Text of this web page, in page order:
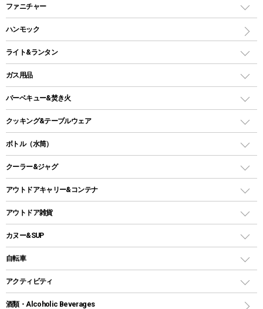
ワンポールテント
シェルターテント
ロッジ型・オリジナルテント
タープ
スクエアタープ（レクタタープ）
メッシュタープ
自立式タープ
パラソル
テントアクセサリー
ペグ
グランドシート
ガイドロープ
ツール
インナーシュラフ
キャンピングベッド・コット
インフレータブルマット
ファニチャー
アウトドアテーブル
レジャーシート
ハンモック
ライト&ランタン
LEDランタン
ガスランタン
オイルランタン
LEDライト
ヘッドライト
キャンドル
ガス用品
ガスバーナー
ガス缶
ガストーチ、ライター
バーベキュー&焚き火
バーベキューコンロ、グリル
焚き火台タイプ（ロースタイル）グリル
卓上タイプグリル
パーティータイプグリル
鉄板、アミ
焚き火台&ストーブ
火起こし
クッキング&テーブルウェア
ダッチオーブン
ホットサンドメーカー
クッカーセット
シェラカップ
クッキングツール
ナイフ
ボトル（水筒）
ステンレスボトル
コップ付きタイプ
ワンタッチタイプ
プラスチックボトル
ディズニーボトル
クーラー&ジャグ
クーラーボックス
クーラーバッグ
ウォータージャグ
保冷剤
アウトドアキャリー&コンテナ
アウトドアキャリー
アウトドア雑貨
バックパック&バッグ
リュック、バックパック
トートバッグ、サコッシュ
ショッピングキャリー
カヌー&SUP
インフレータブル
カヤック
自転車
折りたたみ自転車
スポーツサイクル
アクティビティ
マリン
酒類・Alcoholic Beverages